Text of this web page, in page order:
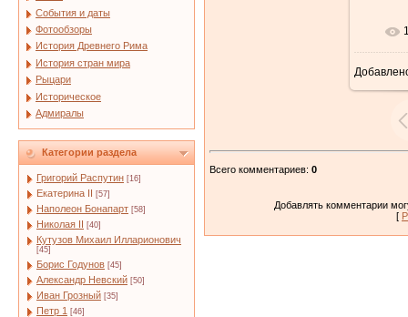
События и даты
Фотообзоры
История Древнего Рима
История стран мира
Рыцари
Историческое
Адмиралы
Категории раздела
Григорий Распутин [16]
Екатерина II [57]
Наполеон Бонапарт [58]
Николая II [40]
Кутузов Михаил Илларионович
[45]
Борис Годунов [45]
Александр Невский [50]
Иван Грозный [35]
Петр 1 [46]
Всего комментариев: 0
Добавлять комментарии
[